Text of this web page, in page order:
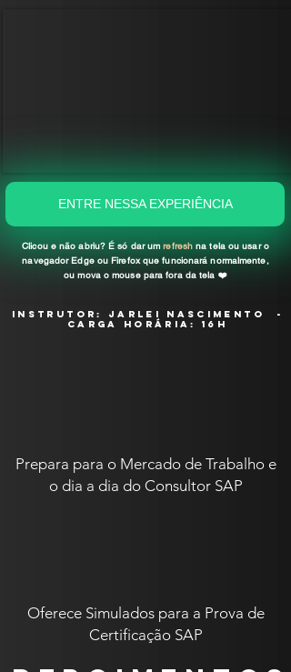
ENTRE NESSA EXPERIÊNCIA
Clicou e não abriu? É só dar umrefresh na tela ou usar o
navegador Edge ou Firefox que funcionará normalmente,
ou mova o mouse para fora da tela ❤️️
INSTRUTOR: jarlei nascimento -
carga horária: 16H
Prepara para o Mercado de Trabalho e
o dia a dia do Consultor SAP
Oferece Simulados para a Prova de
Certificação SAP